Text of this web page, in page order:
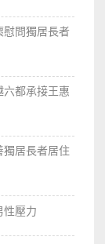
問獨居長者
都承接王惠
居長者居住
壓力